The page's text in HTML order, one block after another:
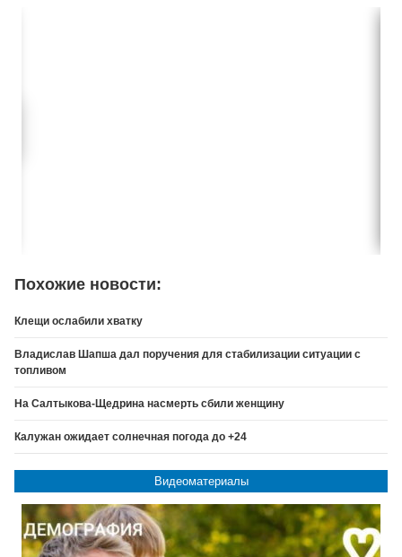
Похожие новости:
Клещи ослабили хватку
Владислав Шапша дал поручения для стабилизации ситуации с
топливом
На Салтыкова-Щедрина насмерть сбили женщину
Калужан ожидает солнечная погода до +24
Видеоматериалы